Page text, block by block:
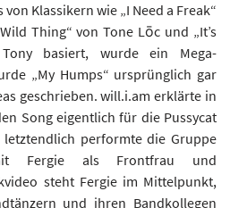
Klassikern wie „I Need a Freak“
Thing“ von Tone Lōc und „It’s
basiert, wurde ein Mega-
„My Humps“ ursprünglich gar
geschrieben. will.i.am erklärte in
Song eigentlich für die Pussycat
performte die Gruppe
Fergie als Frontfrau und
steht Fergie im Mittelpunkt,
und ihren Bandkollegen